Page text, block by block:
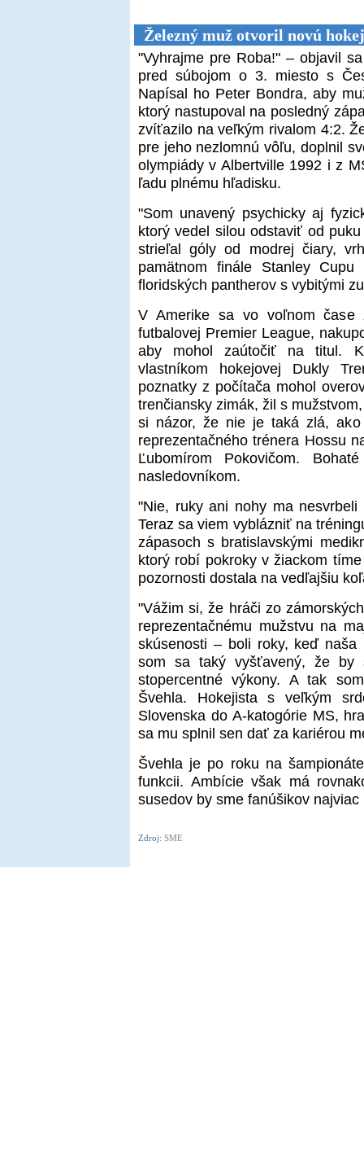
Železný muž otvoril novú
"Vyhrajme pre Roba!" – objavil
pred súbojom o 3. miesto s
Napísal ho Peter Bondra, aby
ktorý nastupoval na posledný
zvíťazilo na veľkým rivalom 4:2.
pre jeho nezlomnú vôľu, doplnil
olympiády v Albertville 1992 i z
ľadu plnému hľadisku.
"Som unavený psychicky aj
ktorý vedel silou odstaviť od
strieľal góly od modrej čiary,
pamätnom finále Stanley
floridských pantherov s vybitými
V Amerike sa vo voľnom čase
futbalovej Premier League,
aby mohol zaútočiť na titul.
vlastníkom hokejovej Dukly
poznatky z počítača mohol
trenčiansky zimák, žil s
si názor, že nie je taká zlá,
reprezentačného trénera Hossu
Ľubomírom Pokovičom.
nasledovníkom.
"Nie, ruky ani nohy ma
Teraz sa viem vyblázniť na
zápasoch s bratislavskými
ktorý robí pokroky v žiackom
pozornosti dostala na vedľajšiu
"Vážim si, že hráči zo
reprezentačnému mužstvu na
skúsenosti – boli roky, keď
som sa taký vyšťavený, že by
stopercentné výkony. A tak
Švehla. Hokejista s veľkým
Slovenska do A-katogórie MS,
sa mu splnil sen dať za kariérou
Švehla je po roku na
funkcii. Ambície však má
susedov by sme fanúšikov
Zdroj: SME